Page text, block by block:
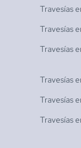
Travesías
Travesías
Travesías
Travesías
Travesías
Travesías